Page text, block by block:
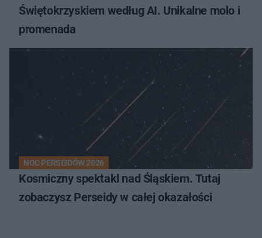
Świętokrzyskiem według AI. Unikalne molo i
promenada
NOC PERSEIDÓW 2026
Kosmiczny spektakl nad Śląskiem. Tutaj
zobaczysz Perseidy w całej okazałości